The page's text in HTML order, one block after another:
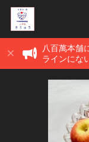
八百萬本舗
ラインにな